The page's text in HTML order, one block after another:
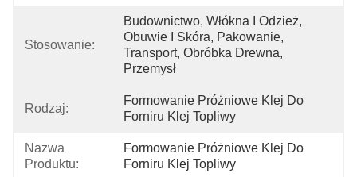
Stosowanie:
Budownictwo, Włókna I Odzież,
Obuwie I Skóra, Pakowanie,
Transport, Obróbka Drewna,
Przemysł
Rodzaj:
Formowanie Próżniowe Klej Do
Forniru Klej Topliwy
Nazwa
Produktu:
Formowanie Próżniowe Klej Do
Forniru Klej Topliwy